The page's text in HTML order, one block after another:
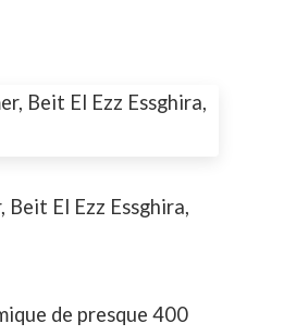
Beit El Ezz Essghira,
de presque 400